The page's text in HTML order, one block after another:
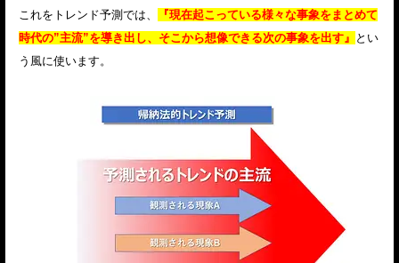
これをトレンド予測では、
『現在起こっている様々な事象をまとめて
時代の”主流”を導き出し、そこから想像できる次の事象を出す』 とい
う風に使います。